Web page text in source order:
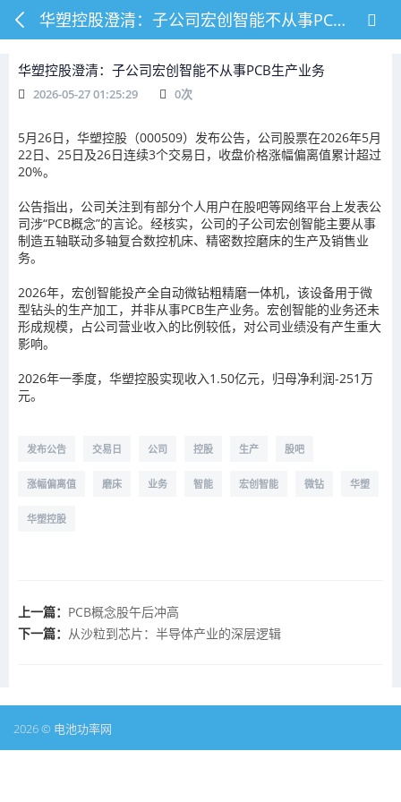
华塑控股澄清：子公司宏创智能不从事PCB生产业务
华塑控股澄清：子公司宏创智能不从事PCB生产业务
2026-05-27 01:25:29 0次
5月26日，华塑控股（000509）发布公告，公司股票在2026年5月
22日、25日及26日连续3个交易日，收盘价格涨幅偏离值累计超过
20%。
公告指出，公司关注到有部分个人用户在股吧等网络平台上发表公
司涉“PCB概念”的言论。经核实，公司的子公司宏创智能主要从事
制造五轴联动多轴复合数控机床、精密数控磨床的生产及销售业
务。
2026年，宏创智能投产全自动微钻粗精磨一体机，该设备用于微
型钻头的生产加工，并非从事PCB生产业务。宏创智能的业务还未
形成规模，占公司营业收入的比例较低，对公司业绩没有产生重大
影响。
2026年一季度，华塑控股实现收入1.50亿元，归母净利润-251万
元。
发布公告 交易日 公司 控股 生产 股吧
涨幅偏离值 磨床 业务 智能 宏创智能 微钻 华塑
华塑控股
上一篇： PCB概念股午后冲高
下一篇： 从沙粒到芯片：半导体产业的深层逻辑
2026 © 电池功率网